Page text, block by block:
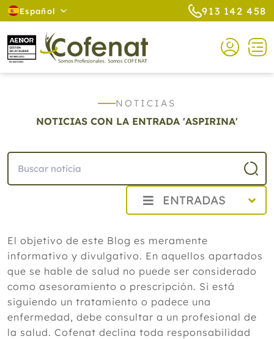
Español 913 142 458
NOTICIAS
NOTICIAS CON LA ENTRADA 'ASPIRINA'
ENTRADAS
Agosto
Cistitis en verano: cinco remedios
naturales para aliviar los síntomas,
según un experto
Julio
Junio
Mayo
El objetivo de este Blog es meramente
informativo y divulgativo. En aquellos apartados
que se hable de salud no puede ser considerado
como asesoramiento o prescripción. Si está
siguiendo un tratamiento o padece una
enfermedad, debe consultar a un profesional de
la salud. Cofenat declina toda responsabilidad